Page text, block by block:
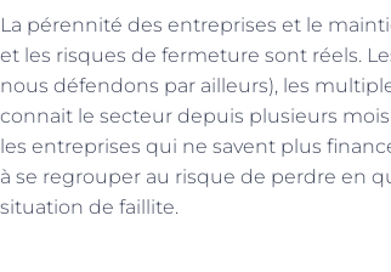
La pérennité des entreprises et le
et les risques de fermeture sont réels.
nous défendons par ailleurs), les
connait le secteur depuis plusieurs
les entreprises qui ne savent plus
à se regrouper au risque de perdre en
situation de faillite.